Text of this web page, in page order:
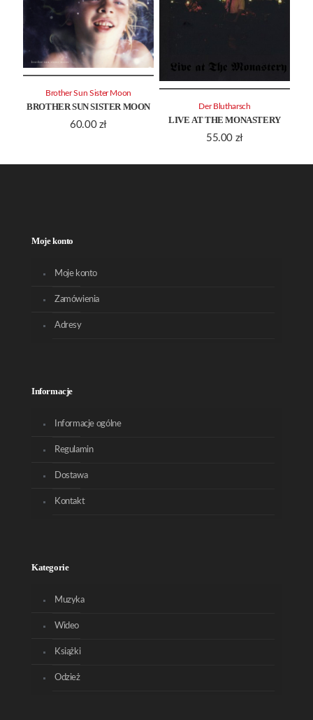
BROTHER SUN SISTER MOON
60.00 zł
Brother Sun Sister Moon
LIVE AT THE MONASTERY
55.00 zł
Der Blutharsch
Moje konto
Moje konto
Zamówienia
Adresy
Informacje
Informacje ogólne
Regulamin
Dostawa
Kontakt
Kategorie
Muzyka
Wideo
Książki
Odzież